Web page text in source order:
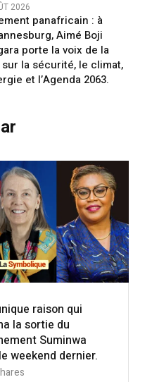
2026
panafricain : à
Aimé Boji
porte la voix de la
sur la sécurité, le climat,
et l’Agenda 2063.
raison qui
la sortie du
Suminwa
weekend dernier.